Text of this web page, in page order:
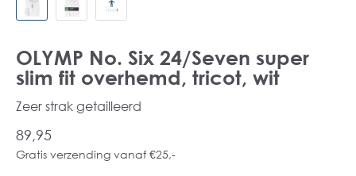
OLYMP No. Six 24/Seven super
slim fit overhemd, tricot, wit
Zeer strak getailleerd
89,95
Gratis verzending vanaf €25,-